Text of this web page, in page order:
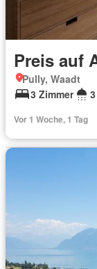
Preis auf
Pully, Waadt
3 Zimmer
Vor 1 Woche, 1 Tag